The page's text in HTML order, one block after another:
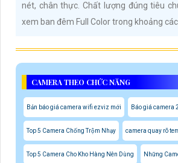
nét, chân thực. Chất lượng đúng tiêu
xem ban đêm Full Color trong khoảng
CAMERA THEO CHỨC NĂNG
Bản báo giá camera wifi ezviz mới Báo giá camera
Top 5 Camera Chống Trộm Nhạy camera quay rõ
Top 5 Camera Cho Kho Hàng Nên Dùng Những